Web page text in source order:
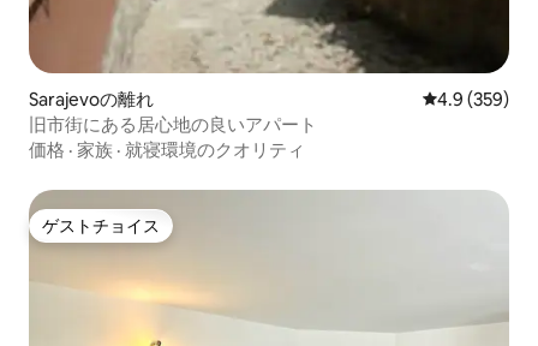
Sarajevoの離れ レビュー359
4.9 (359)
旧市街にある居心地の良いアパート
価格 · 家族 · 就寝環境のクオリティ
ゲストチョイス
ゲストチョイス